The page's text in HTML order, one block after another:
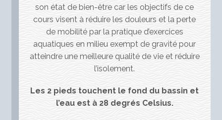
son état de bien-être car les objectifs de ce
cours visent à réduire les douleurs et la perte
de mobilité par la pratique d’exercices
aquatiques en milieu exempt de gravité pour
atteindre une meilleure qualité de vie et réduire
l’isolement.
Les 2 pieds touchent le fond du bassin et
l’eau est à 28 degrés Celsius.